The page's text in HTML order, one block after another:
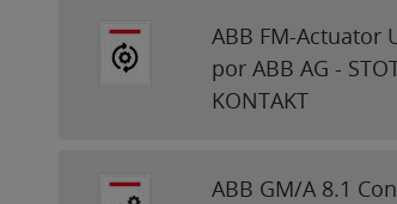
ABB FM-Actuator
por ABB AG -
KONTAKT
ABB GM/A 8.1